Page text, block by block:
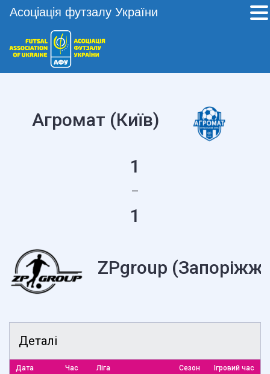
Агромат (Київ)
1
—
1
ZPgroup
Деталі
Дата Час Ліга Сезон Ігровий час
Асоціація футзалу України